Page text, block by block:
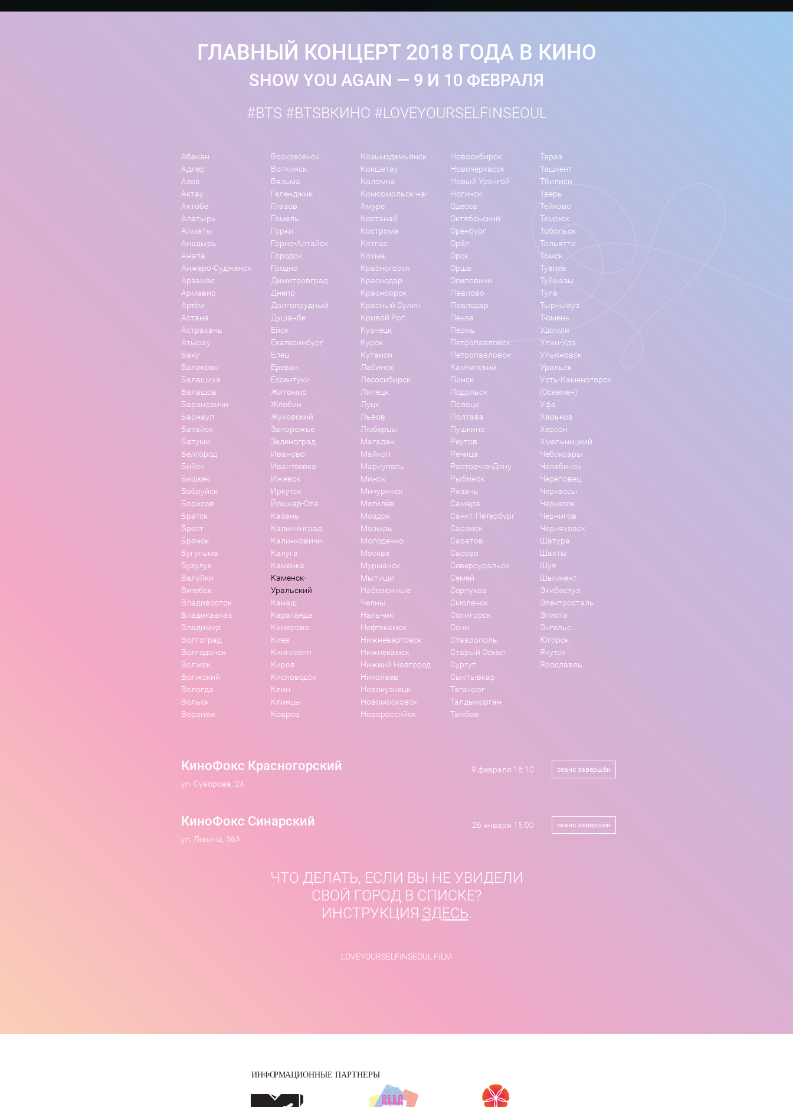
ГЛАВНЫЙ КОНЦЕРТ 2018 ГОДА В КИНО
SHOW YOU AGAIN — 9 И 10 ФЕВРАЛЯ
#BTS #BTSВКИНО #LOVEYOURSELFINSEOUL
Абакан
Адлер
Азов
Актау
Актобе
Алатырь
Алматы
Анадырь
Анапа
Анжеро-Судженск
Арзамас
Армавир
Артём
Астана
Астрахань
Атырау
Баку
Балаково
Балашиха
Балашов
Барановичи
Барнаул
Батайск
Батуми
Белгород
Бийск
Бишкек
Бобруйск
Борисов
Братск
Брест
Брянск
Бугульма
Бузулук
Валуйки
Витебск
Владивосток
Владикавказ
Владимир
Волгоград
Волгодонск
Волжск
Волжский
Вологда
Вольск
Воронеж
Воскресенск
Воткинск
Вязьма
Геленджик
Глазов
Гомель
Горки
Горно-Алтайск
Городок
Гродно
Димитровград
Днепр
Долгопрудный
Душанбе
Ейск
Екатеринбург
Елец
Ереван
Ессентуки
Житомир
Жлобин
Жуковский
Запорожье
Зеленоград
Иваново
Ивантеевка
Ижевск
Иркутск
Йошкар-Ола
Казань
Калининград
Калинковичи
Калуга
Каменка
Каменск-
Уральский
Канаш
Караганда
Кемерово
Киев
Кингисепп
Киров
Кисловодск
Клин
Клинцы
Ковров
Козьмодемьянск
Кокшетау
Коломна
Комсомольск-на-
Амуре
Костанай
Кострома
Котлас
Кохма
Красногорск
Краснодар
Красноярск
Красный Сулин
Кривой Рог
Кузнецк
Курск
Кутаиси
Лабинск
Лесосибирск
Липецк
Луцк
Львов
Люберцы
Магадан
Майкоп
Мариуполь
Минск
Мичуринск
Могилёв
Моздок
Мозырь
Молодечно
Москва
Мурманск
Мытищи
Набережные
Челны
Нальчик
Нефтекамск
Нижневартовск
Нижнекамск
Нижний Новгород
Николаев
Новокузнецк
Новомосковск
Новороссийск
Новосибирск
Новочеркасск
Новый Уренгой
Ногинск
Одесса
Октябрьский
Оренбург
Орёл
Орск
Орша
Осиповичи
Павлово
Павлодар
Пенза
Пермь
Петропавловск
Петропавловск-
Камчатский
Пинск
Подольск
Полоцк
Полтава
Пушкино
Реутов
Речица
Ростов-на-Дону
Рыбинск
Рязань
Самара
Санкт-Петербург
Саранск
Саратов
Сасово
Североуральск
Семей
Серпухов
Смоленск
Солигорск
Сочи
Ставрополь
Старый Оскол
Сургут
Сыктывкар
Таганрог
Талдыкорган
Тамбов
Тараз
Ташкент
Тбилиси
Тверь
Тейково
Темрюк
Тобольск
Тольятти
Томск
Туапсе
Туймазы
Тула
Тырныауз
Тюмень
Удомля
Улан-Удэ
Ульяновск
Уральск
Усть-Каменогорск
(Оскемен)
Уфа
Харьков
Херсон
Хмельницкий
Чебоксары
Челябинск
Череповец
Черкассы
Черкесск
Чернигов
Черняховск
Шатура
Шахты
Шуя
Шымкент
Экибастуз
Электросталь
Элиста
Энгельс
Югорск
Якутск
Ярославль
КиноФокс Красногорский
ул. Суворова, 24
9 февраля 16:10 сеанс завершён
КиноФокс Синарский
ул. Ленина, 36А
26 января 15:00 сеанс завершён
ЧТО ДЕЛАТЬ, ЕСЛИ ВЫ НЕ УВИДЕЛИ
СВОЙ ГОРОД В СПИСКЕ?
ИНСТРУКЦИЯ ЗДЕСЬ.
LOVEYOURSELFINSEOUL.FILM